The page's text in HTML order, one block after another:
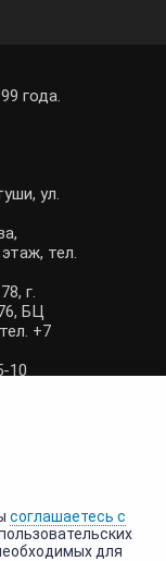
года.
ул.
тел.
г.
БЦ
+7
10
(общие
(жалобы)
соглашаетесь с
для